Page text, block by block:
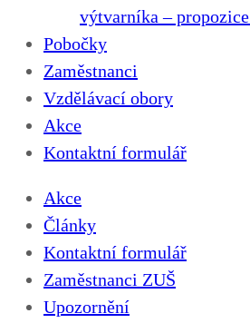
výtvarníka –
Pobočky
Zaměstnanci
Vzdělávací obory
Akce
Kontaktní formulář
Akce
Články
Kontaktní formulář
Zaměstnanci ZUŠ
Upozornění